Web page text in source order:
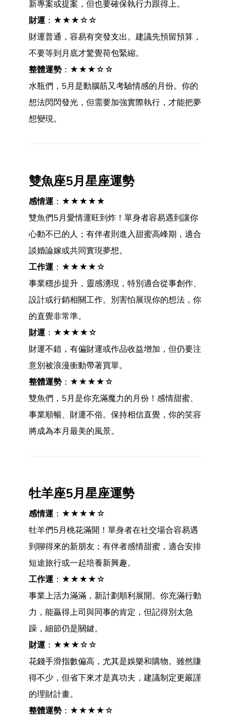
新專案或提案，但也要確保執行力跟得上。
財運 ：★★★☆☆
財運普通，容易有突發支出。建議先預留預算，
不要等到月底才驚覺荷包緊縮。
整體運勢 ：★★★☆☆
水瓶們，5月是動腦筋又考驗情感的月份。你的
想法閃閃發光，但需要加強實際執行，才能把夢
想變現。
雙魚座5月星座運勢
感情運 ：★★★★★
雙魚們5月愛情運旺到炸！單身者容易遇到讓你
心動不已的人；有伴者則進入甜蜜高峰期，適合
談婚論嫁或共同實現夢想。
工作運 ：★★★★☆
事業穩步提升，靈感湧現，特別適合從事創作、
設計或行銷相關工作。別害怕展現你的想法，你
的直覺非常準。
財運 ：★★★★☆
財運不錯，有偏財運或作品收益增加，但仍要注
意別被浪漫衝動帶著買單。
整體運勢 ：★★★★☆
雙魚們，5月是你充滿魔力的月份！感情甜蜜、
事業順暢、財運不俗。保持相信直覺，你的笑容
將成為本月最美的風景。
牡羊座5月星座運勢
感情運 ：★★★★☆
牡羊們5月桃花滿開！單身者在社交場合容易遇
到聊得來的新朋友；有伴者感情甜蜜，適合安排
短途旅行或一起培養新興趣。
工作運 ：★★★★☆
事業上活力滿滿，新計劃順利展開。你充滿行動
力，能贏得上司與同事的肯定，但記得別太急
躁，細節仍是關鍵。
財運 ：★★★☆☆
花錢手滑指數偏高，尤其是娛樂和購物。雖然賺
得不少，但省下來才是真功夫，建議制定更嚴謹
的理財計畫。
整體運勢 ：★★★★☆